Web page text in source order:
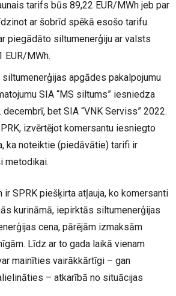
tarifs būs 89,22 EUR/MWh jeb par
ar šobrīd spēkā esošo tarifu.
piegādāto siltumenerģiju ar valsts
EUR/MWh.
apgādes pakalpojumu
SIA “MS siltums” iesniedza
decembrī, bet SIA “VNK Serviss” 2022.
izvērtējot komersantu iesniegto
ka noteiktie (piedāvātie) tarifi ir
metodikai.
SPRK piešķirta atļauja, ko komersanti
kurināmā, iepirktās siltumenerģijas
cena, pārējām izmaksām
Līdz ar to gada laikā vienam
mainīties vairākkārtīgi – gan
– atkarībā no situācijas